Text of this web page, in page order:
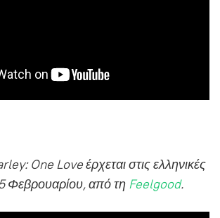
One Love έρχεται στις ελληνικές
Φεβρουαρίου, από τη Feelgood.